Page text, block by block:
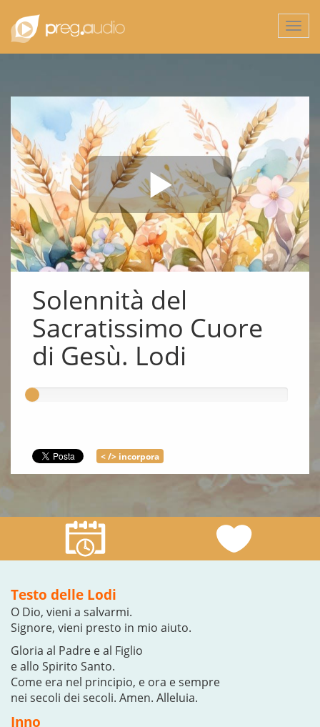
Solennità del
Sacratissimo Cuore
di Gesù. Lodi
< /> incorpora
Testo delle Lodi
O Dio, vieni a salvarmi.
Signore, vieni presto in mio aiuto.
Gloria al Padre e al Figlio
e allo Spirito Santo.
Come era nel principio, e ora e sempre
nei secoli dei secoli. Amen. Alleluia.
Inno